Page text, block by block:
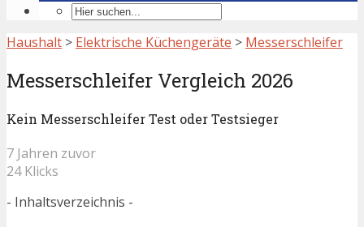
Haushalt > Elektrische Küchengeräte > Messerschleifer
Messerschleifer Vergleich 2026
Kein Messerschleifer Test oder Testsieger
7 Jahren zuvor
24 Klicks
- Inhaltsverzeichnis -